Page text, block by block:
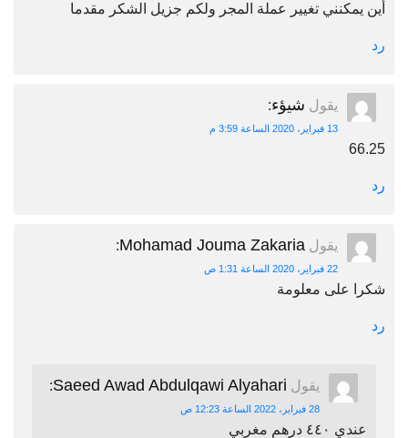
أين يمكنني تغيير عملة المجر ولكم جزيل الشكر مقدما
رد
يقول شيؤء:
13 فبراير، 2020 الساعة 3:59 م
66.25
رد
يقول Mohamad Jouma Zakaria
:
22 فبراير، 2020 الساعة 1:31 ص
شكرا على معلومة
رد
يقول Saeed Awad Abdulqawi Alyahari
:
28 فبراير، 2022 الساعة 12:23 ص
عندي ٤٤٠ درهم مغربي